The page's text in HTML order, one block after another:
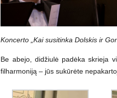
Koncerto „Kai susitinka Dolskis ir
Be abejo, didžiulė padėka skrieja
filharmoniją – jūs sukūrėte